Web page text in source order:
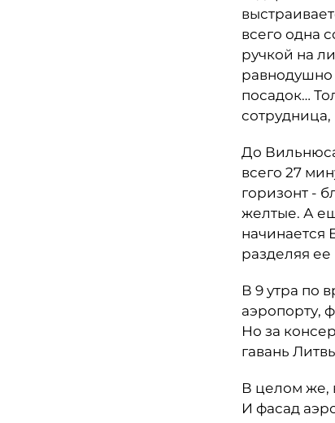
всего одна
ручкой на
посадок…
До
всего 27
горизонт -
желтые. А
начинается
разделяя
В 9 утра по
аэропорту,
Но за
гавань
В целом же,
И фасад